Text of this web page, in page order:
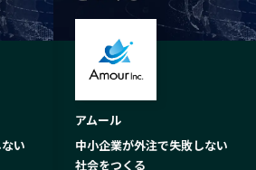
い
アムール
中小企業が外注で失敗しない
社会をつくる